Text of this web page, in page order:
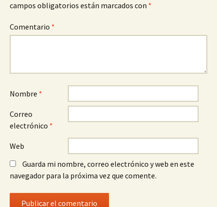
campos obligatorios están marcados con *
Comentario *
Nombre *
Correo
electrónico *
Web
Guarda mi nombre, correo electrónico y web en este
navegador para la próxima vez que comente.